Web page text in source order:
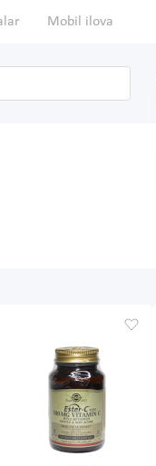
Mobil ilova